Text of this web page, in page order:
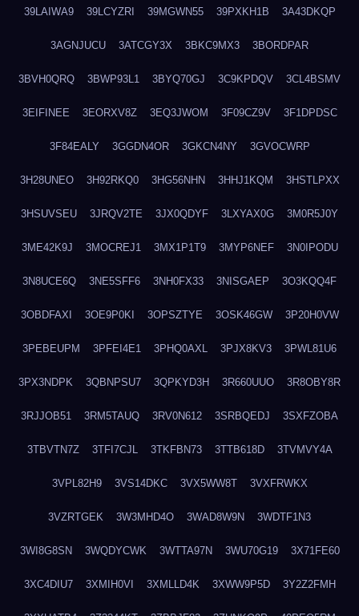
39LAIWA9 39LCYZRI 39MGWN55 39PXKH1B 3A43DKQP
3AGNJUCU 3ATCGY3X 3BKC9MX3 3BORDPAR
3BVH0QRQ 3BWP93L1 3BYQ70GJ 3C9KPDQV 3CL4BSMV
3EIFINEE 3EORXV8Z 3EQ3JWOM 3F09CZ9V 3F1DPDSC
3F84EALY 3GGDN4OR 3GKCN4NY 3GVOCWRP
3H28UNEO 3H92RKQ0 3HG56NHN 3HHJ1KQM 3HSTLPXX
3HSUVSEU 3JRQV2TE 3JX0QDYF 3LXYAX0G 3M0R5J0Y
3ME42K9J 3MOCREJ1 3MX1P1T9 3MYP6NEF 3N0IPODU
3N8UCE6Q 3NE5SFF6 3NH0FX33 3NISGAEP 3O3KQQ4F
3OBDFAXI 3OE9P0KI 3OPSZTYE 3OSK46GW 3P20H0VW
3PEBEUPM 3PFEI4E1 3PHQ0AXL 3PJX8KV3 3PWL81U6
3PX3NDPK 3QBNPSU7 3QPKYD3H 3R660UUO 3R8OBY8R
3RJJOB51 3RM5TAUQ 3RV0N612 3SRBQEDJ 3SXFZOBA
3TBVTN7Z 3TFI7CJL 3TKFBN73 3TTB618D 3TVMVY4A
3VPL82H9 3VS14DKC 3VX5WW8T 3VXFRWKX
3VZRTGEK 3W3MHD4O 3WAD8W9N 3WDTF1N3
3WI8G8SN 3WQDYCWK 3WTTA97N 3WU70G19 3X71FE60
3XC4DIU7 3XMIH0VI 3XMLLD4K 3XWW9P5D 3Y2Z2FMH